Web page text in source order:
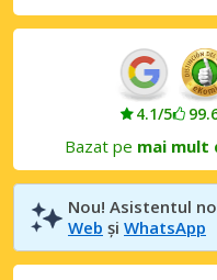
4.1/5
Bazat pe mai mult
Nou! Asistentul
Web și WhatsApp